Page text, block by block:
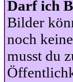
Darf ich
Bilder
noch
musst du